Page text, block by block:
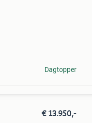
Dagtopper
€ 13.950,-